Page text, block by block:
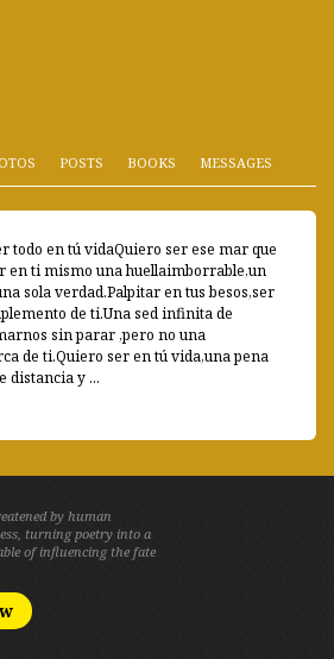
POSTS BOOKS MESSAGES
todo en tú vidaQuiero ser ese mar que
en ti mismo una huellaimborrable,un
sola verdad.Palpitar en tus besos,ser
de ti.Una sed infinita de
sin parar ,pero no una
de ti.Quiero ser en tú vida,una pena
distancia y ...
by human
turning poetry into a
of influencing the fate